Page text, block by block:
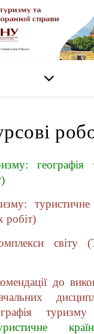
туристичне
робіт)
світу
до